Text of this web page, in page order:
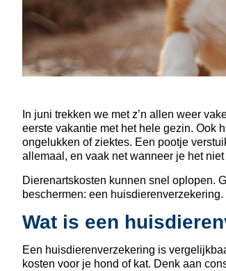
In juni trekken we met z’n allen weer
eerste vakantie met het hele gezin. Ook
ongelukken of ziektes. Een pootje
allemaal, en vaak net wanneer je het niet
Dierenartskosten kunnen snel oplopen.
beschermen: een
Wat is een
Een huisdierenverzekering is
kosten voor je hond of kat. Denk aan